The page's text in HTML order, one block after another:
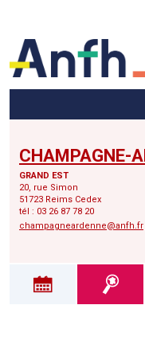
CHAMPAGNE-
GRAND EST
20, rue Simon
51723 Reims Cedex
tél : 03 26 87 78 20
champagneardenne@anfh.fr